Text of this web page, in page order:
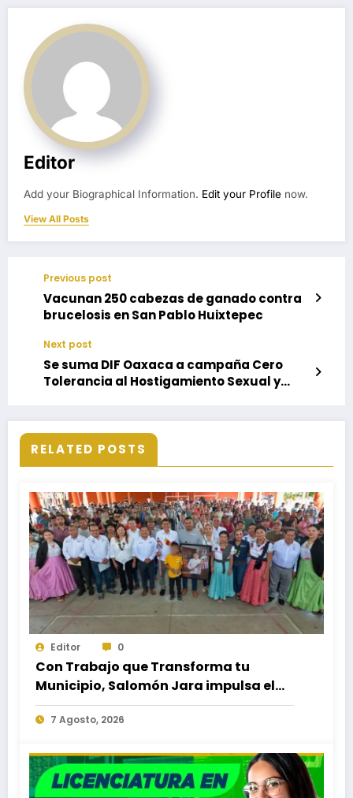
Editor
Add your Biographical Information. Edit your Profile now.
View All Posts
Previous post
Vacunan 250 cabezas de ganado contra
brucelosis en San Pablo Huixtepec
Next post
Se suma DIF Oaxaca a campaña Cero
Tolerancia al Hostigamiento Sexual y
RELATED POSTS
Editor 0
Con Trabajo que Transforma tu
Municipio, Salomón Jara impulsa el
desarrollo de Santiago Minas
7 Agosto, 2026